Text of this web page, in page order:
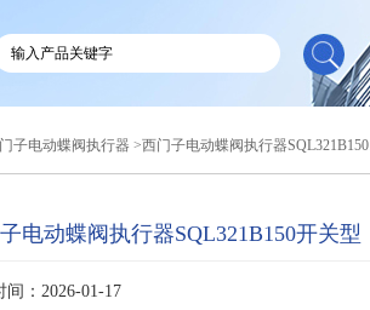
子电动蝶阀执行器 >西门子电动蝶阀执行器SQL321B150开关型
电动蝶阀执行器SQL321B150开关型
间：2026-01-17